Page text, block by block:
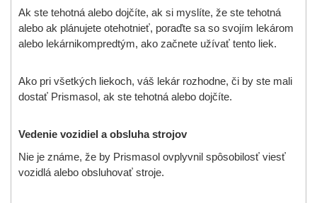
Ak ste tehotná alebo dojčíte, ak si myslíte, že ste tehotná
alebo ak plánujete otehotnieť, poraďte sa so svojím lekárom
alebo lekárnikompredtým, ako začnete užívať tento liek.
Ako pri všetkých liekoch, váš lekár rozhodne, či by ste mali
dostať Prismasol, ak ste tehotná alebo dojčíte.
Vedenie vozidiel a obsluha strojov
Nie je známe, že by Prismasol ovplyvnil spôsobilosť viesť
vozidlá alebo obsluhovať stroje.